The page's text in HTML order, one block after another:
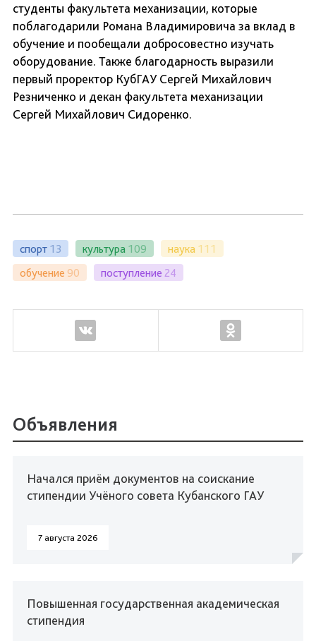
студенты факультета механизации, которые
поблагодарили Романа Владимировича за вклад в
обучение и пообещали добросовестно изучать
оборудование. Также благодарность выразили
первый проректор КубГАУ Сергей Михайлович
Резниченко и декан факультета механизации
Сергей Михайлович Сидоренко.
спорт 13 культура 109 наука 111
обучение 90 поступление 24
Объявления
Начался приём документов на соискание
стипендии Учёного совета Кубанского ГАУ
7 августа 2026
Повышенная государственная академическая
стипендия